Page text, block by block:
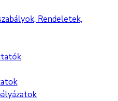
Rendeletek,